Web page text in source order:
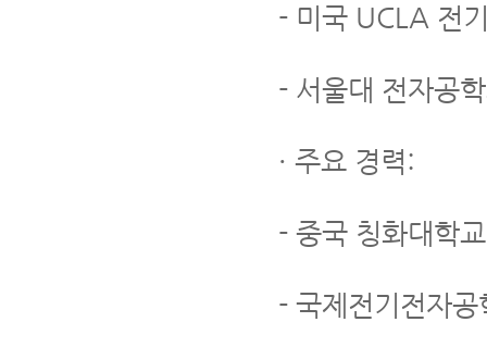
- 미국 UCLA 전
- 서울대 전자공
· 주요 경력:
- 중국 칭화대학
- 국제전기전자